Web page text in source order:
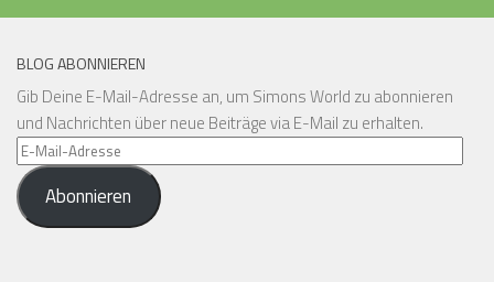
BLOG ABONNIEREN
Gib Deine E-Mail-Adresse an, um Simons World zu abonnieren
und Nachrichten über neue Beiträge via E-Mail zu erhalten.
E-
Mail-
AdresseAbonnieren